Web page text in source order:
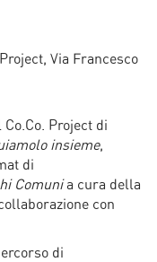
Via Francesco
Project di
insieme,
di
Comunia cura della
con
di